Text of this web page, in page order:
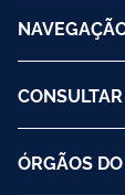
ÓRGÃOS